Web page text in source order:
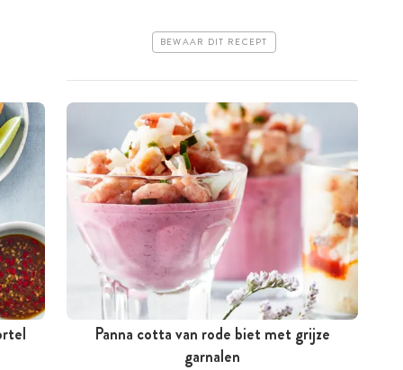
BEWAAR DIT RECEPT
Panna cotta van rode biet met grijze
garnalen